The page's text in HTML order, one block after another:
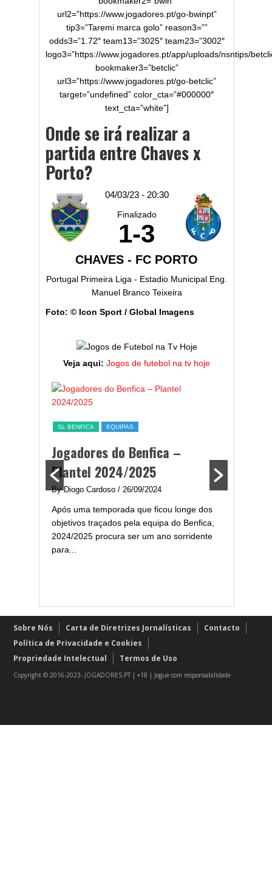
url2=”https://www.jogadores.pt/go-bwinpt”
tip3=”Taremi marca golo” reason3=””
odds3=”1.72″ team13=”3025″ team23=”3002″
logo3=”https://www.jogadores.pt/app/uploads/nsntips/
bookmaker3=”betclic”
url3=”https://www.jogadores.pt/go-betclic”
target=”undefined” color_cta=”#000000″
text_cta=”white”]
Onde se irá realizar a
partida entre Chaves x
Porto?
04/03/23 - 20:30
Finalizado
1-3
CHAVES - FC PORTO
Portugal Primeira Liga - Estadio Municipal Eng.
Manuel Branco Teixeira
Foto: © Icon Sport / Global Imagens
Veja aqui: Jogos de futebol na tv hoje
SL BENFICA EQUIPAS
Jogadores do Benfica –
Plantel 2024/2025
By Diogo Cardoso / 26/09/2024
Após uma temporada que ficou longe dos
objetivos traçados pela equipa do Benfica,
2024/2025 procura ser um ano sorridente
para...
Sobre Nós Carta de Diretrizes Jornalísticas
Contacto
Política de Privacidade e Cookies
Propriedade Intelectual
Termos de Uso
Copyright © 2016-2023- JOGADORES.PT | +18 | Jogue com responsabilidade